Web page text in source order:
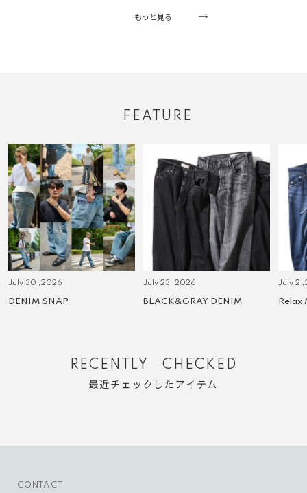
もっと見る
FEATURE
July 30 ,2026
DENIM SNAP
July 23 ,2026
BLACK&GRAY DENIM
July 2
Relax
RECENTLY CHECKED
最近チェックしたアイテム
CONTACT